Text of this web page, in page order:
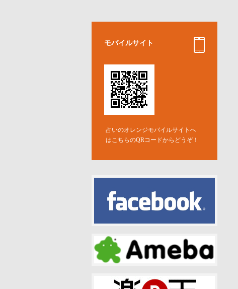
モバイルサイト
占いのオレンジモバイルサイトへ
はこちらのQRコードからどうぞ！